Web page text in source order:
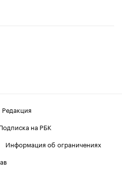
Редакция
на РБК
Информация об ограничениях